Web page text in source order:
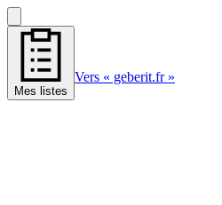
Mes listes
Vers « geberit.fr »